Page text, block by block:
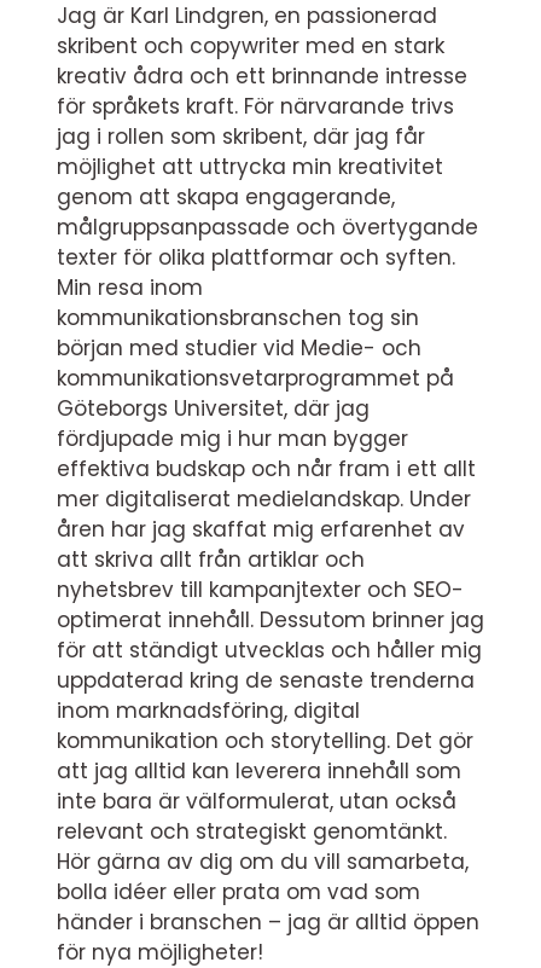
Jag är Karl Lindgren, en passionerad
skribent och copywriter med en stark
kreativ ådra och ett brinnande intresse
för språkets kraft. För närvarande trivs
jag i rollen som skribent, där jag får
möjlighet att uttrycka min kreativitet
genom att skapa engagerande,
målgruppsanpassade och övertygande
texter för olika plattformar och syften.
Min resa inom
kommunikationsbranschen tog sin
början med studier vid Medie- och
kommunikationsvetarprogrammet på
Göteborgs Universitet, där jag
fördjupade mig i hur man bygger
effektiva budskap och når fram i ett allt
mer digitaliserat medielandskap. Under
åren har jag skaffat mig erfarenhet av
att skriva allt från artiklar och
nyhetsbrev till kampanjtexter och SEO-
optimerat innehåll. Dessutom brinner jag
för att ständigt utvecklas och håller mig
uppdaterad kring de senaste trenderna
inom marknadsföring, digital
kommunikation och storytelling. Det gör
att jag alltid kan leverera innehåll som
inte bara är välformulerat, utan också
relevant och strategiskt genomtänkt.
Hör gärna av dig om du vill samarbeta,
bolla idéer eller prata om vad som
händer i branschen – jag är alltid öppen
för nya möjligheter!